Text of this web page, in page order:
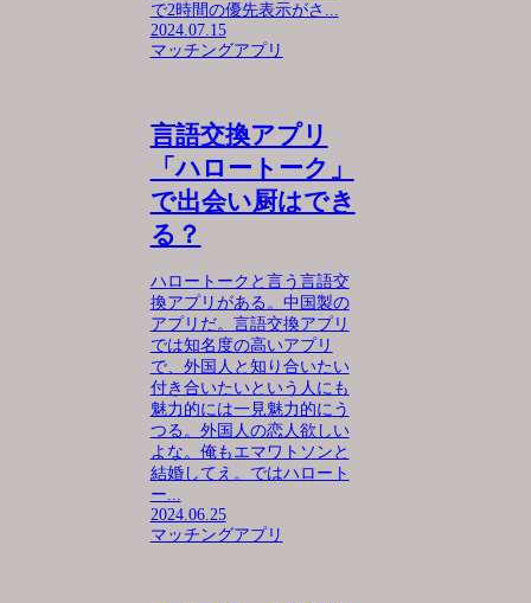
で2時間の優先表示がさ...
2024.07.15
マッチングアプリ
言語交換アプリ
「ハロートーク」
で出会い厨はでき
る？
ハロートークと言う言語交
換アプリがある。中国製の
アプリだ。言語交換アプリ
では知名度の高いアプリ
で、外国人と知り合いたい
付き合いたいという人にも
魅力的には一見魅力的にう
つる。外国人の恋人欲しい
よな。俺もエマワトソンと
結婚してえ。ではハロート
ー...
2024.06.25
マッチングアプリ